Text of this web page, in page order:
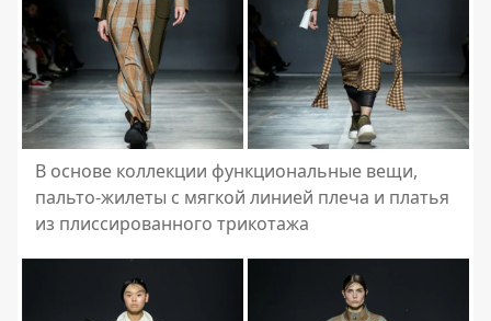
В основе коллекции функциональные вещи,
пальто-жилеты с мягкой линией плеча и платья
из плиссированного трикотажа